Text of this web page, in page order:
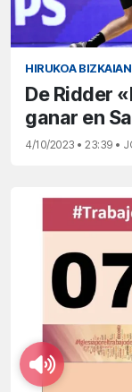
HIRUKOA BIZKAIAN
De Ridder
ganar en
4/10/2023 • 23:39 •